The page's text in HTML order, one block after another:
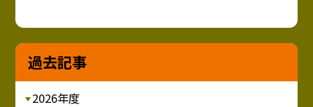
過去記事
2026年度